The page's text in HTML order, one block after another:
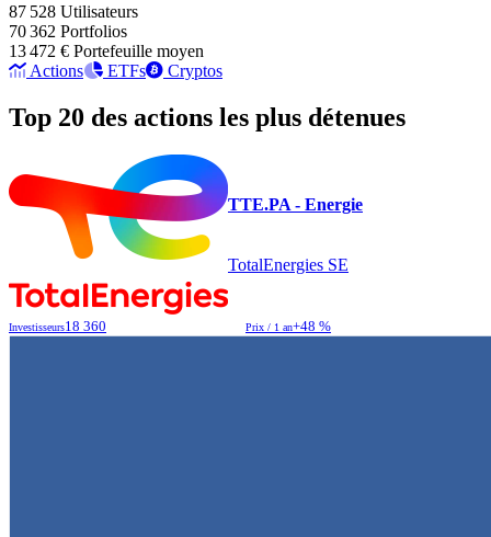
87 528 Utilisateurs
70 362 Portfolios
13 472 € Portefeuille moyen
Actions
ETFs Cryptos
Top 20 des actions les plus détenues
TTE.PA - Energie
TotalEnergies SE
Investisseurs18 360 Prix / 1 an+48 %